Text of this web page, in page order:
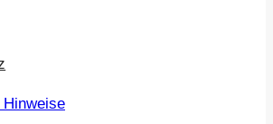
Hinweise